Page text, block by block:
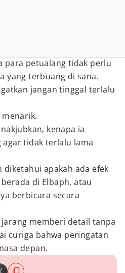
para petualang tidak perlu
yang terbuang di sana.
jangan tinggal terlalu
kenapa ia
tidak terlalu lama
diketahui apakah ada efek
di Elbaph, atau
berbicara secara
memberi detail tanpa
curiga bahwa peringatan
depan.